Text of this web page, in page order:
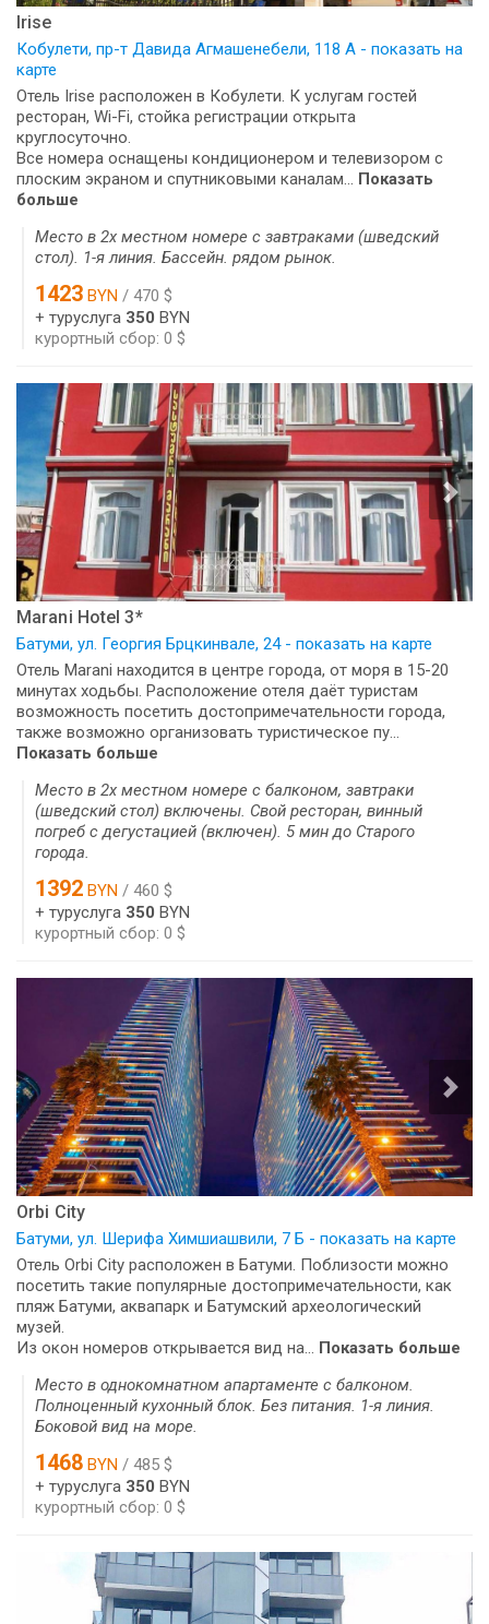
Irise
Кобулети, пр-т Давида Агмашенебели, 118 А - показать на
карте
Отель Irise расположен в Кобулети. К услугам гостей
ресторан, Wi-Fi, стойка регистрации открыта
круглосуточно.
Все номера оснащены кондиционером и телевизором с
плоским экраном и спутниковыми каналам... Показать
больше
Место в 2х местном номере с завтраками (шведский
стол). 1-я линия. Бассейн. рядом рынок.
1423 BYN / 470 $
+ туруслуга 350 BYN
курортный сбор: 0 $
Marani Hotel 3*
Батуми, ул. Георгия Брцкинвале, 24 - показать на карте
Отель Marani находится в центре города, от моря в 15-20
минутах ходьбы. Расположение отеля даёт туристам
возможность посетить достопримечательности города,
также возможно организовать туристическое пу...
Показать больше
Место в 2х местном номере с балконом, завтраки
(шведский стол) включены. Свой ресторан, винный
погреб с дегустацией (включен). 5 мин до Старого
города.
1392 BYN / 460 $
+ туруслуга 350 BYN
курортный сбор: 0 $
Orbi City
Батуми, ул. Шерифа Химшиашвили, 7 Б - показать на карте
Отель Orbi City расположен в Батуми. Поблизости можно
посетить такие популярные достопримечательности, как
пляж Батуми, аквапарк и Батумский археологический
музей.
Из окон номеров открывается вид на... Показать больше
Место в однокомнатном апартаменте с балконом.
Полноценный кухонный блок. Без питания. 1-я линия.
Боковой вид на море.
1468 BYN / 485 $
+ туруслуга 350 BYN
курортный сбор: 0 $